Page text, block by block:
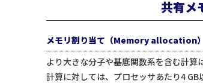
共有メ
メモリ割り当て（Memory allocation）
より大きな分子や基底関数系を含む計
計算に対しては、プロセッサあたり4